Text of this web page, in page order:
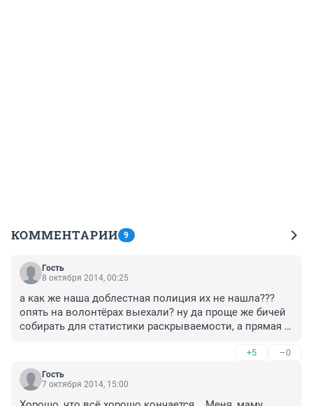
КОММЕНТАРИИ 9
Гость
8 октября 2014, 00:25
а как же наша доблестная полиция их не нашла???
опять на волонтёрах выехали? ну да проще же бичей
собирать для статистики раскрываемости, а прямая
+5 –0
Гость
7 октября 2014, 15:00